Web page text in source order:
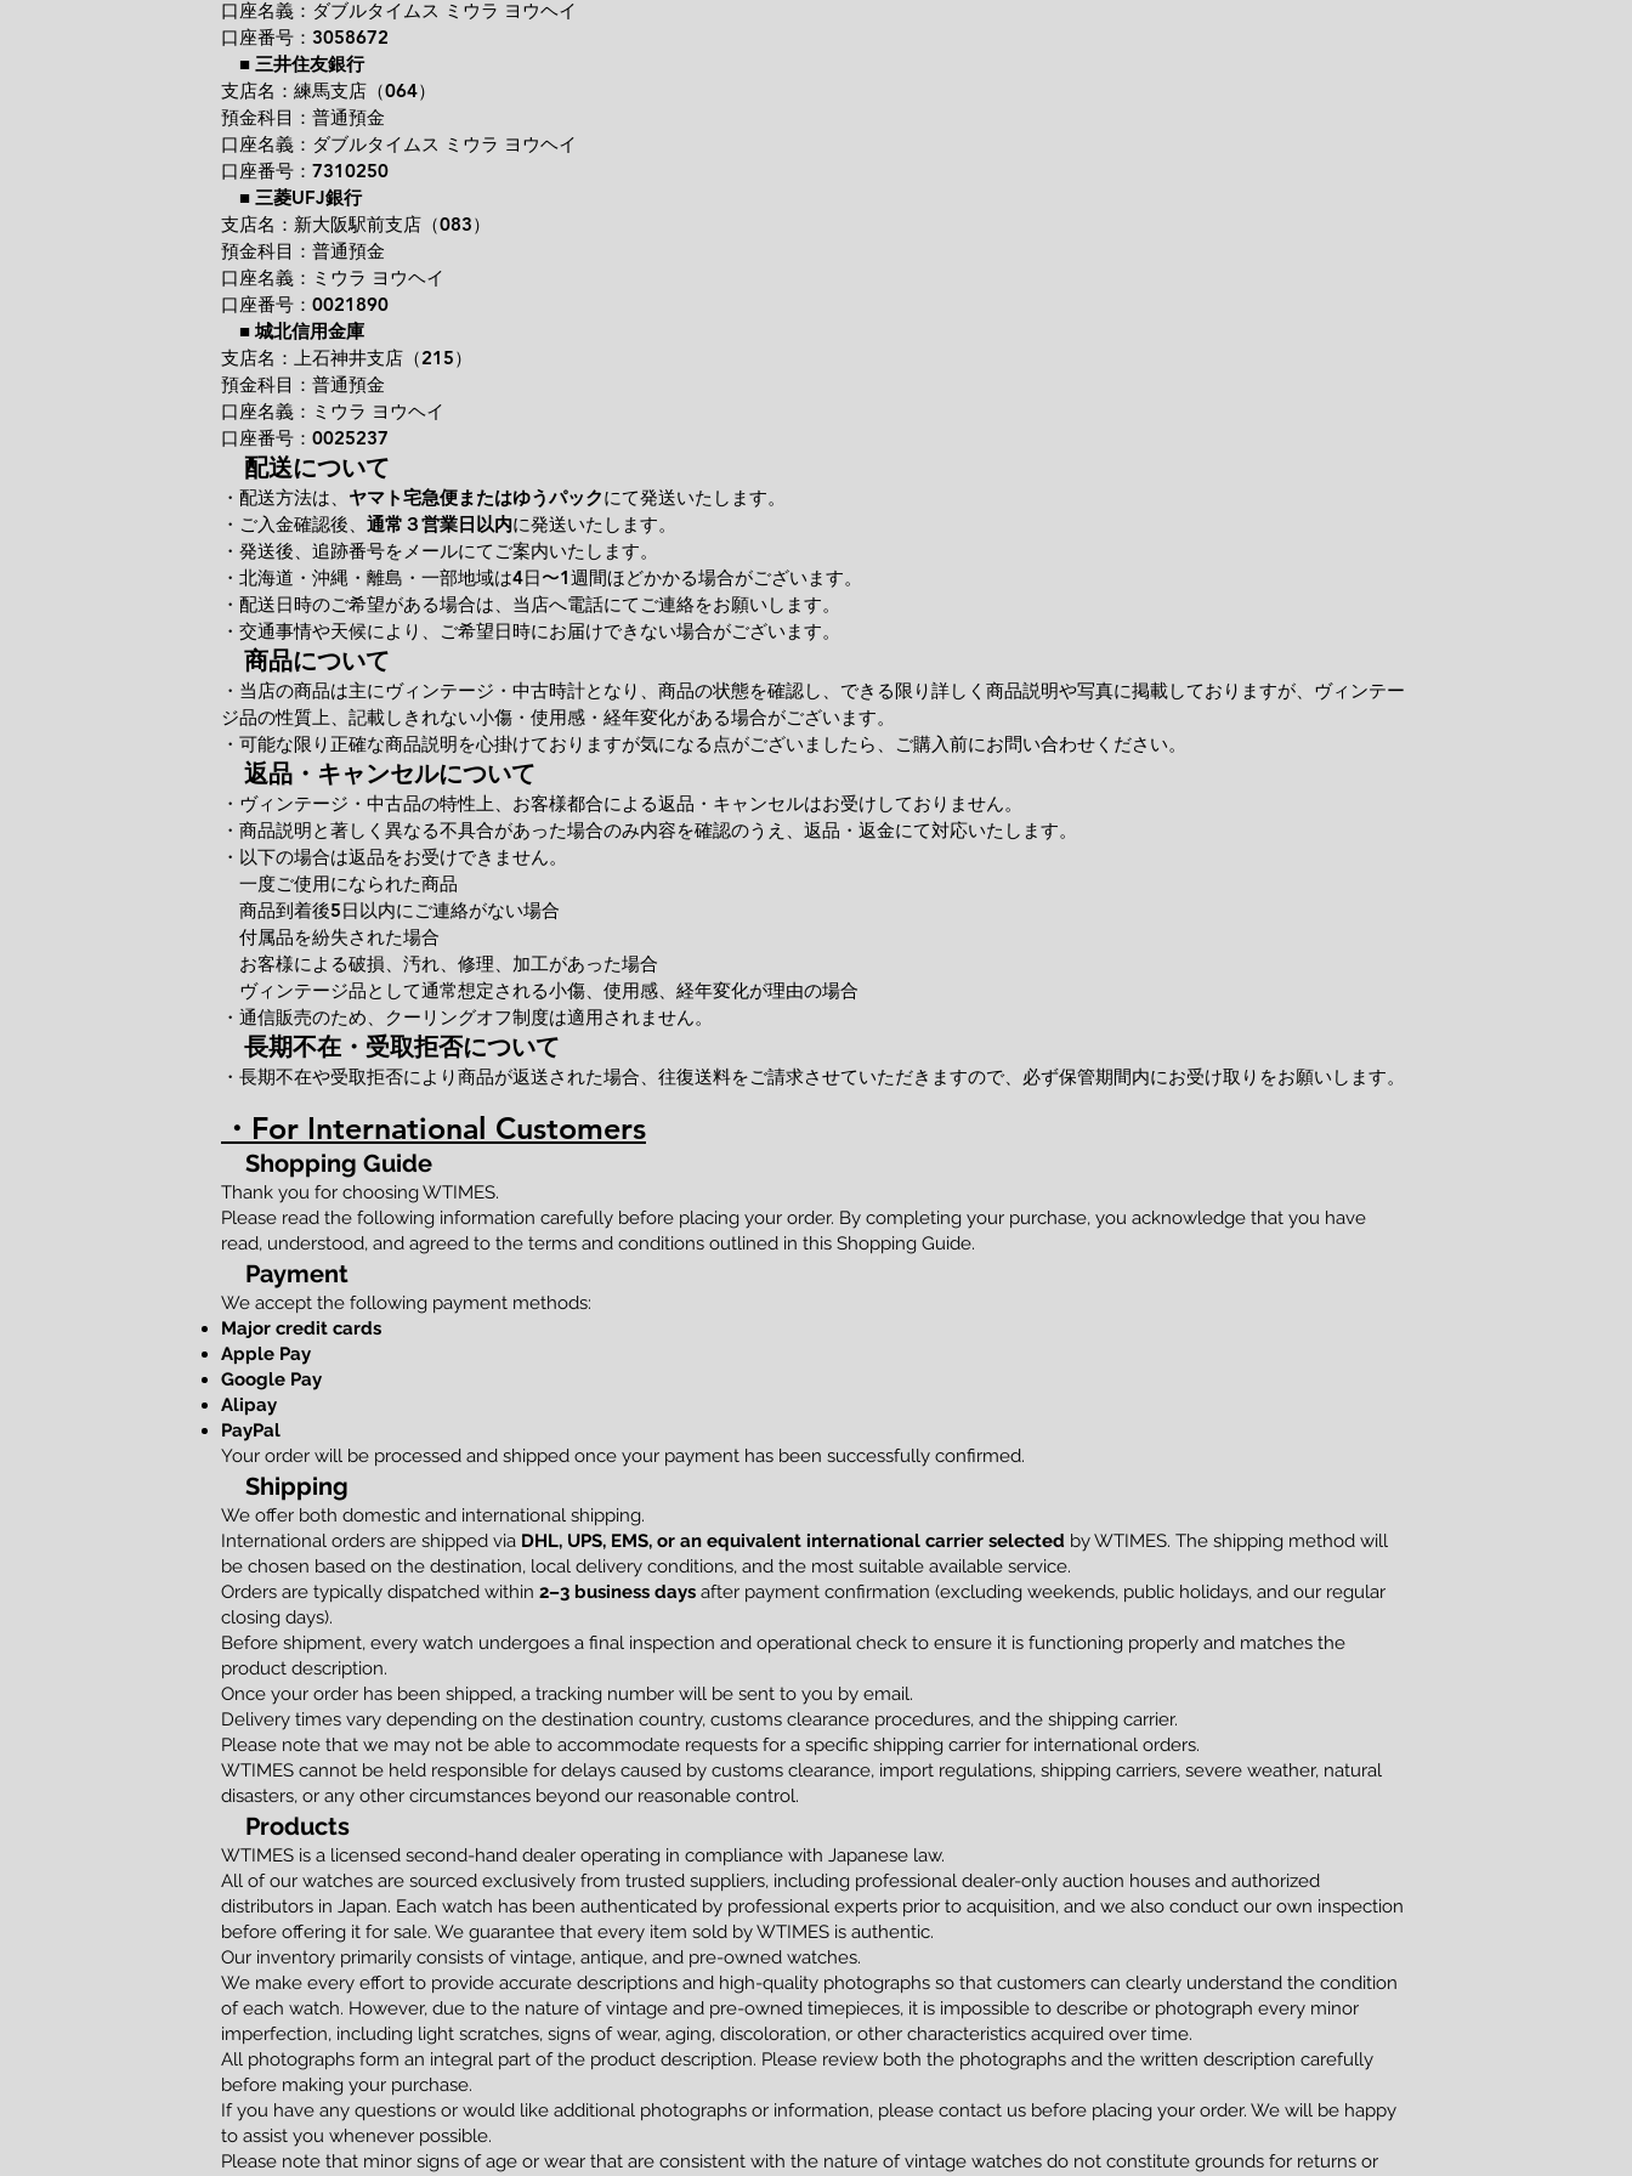
口座名義：ダブルタイムス ミウラ ヨウヘイ
口座番号：3058672
■ 三井住友銀行
支店名：練馬支店（064）
預金科目：普通預金
口座名義：ダブルタイムス ミウラ ヨウヘイ
口座番号：7310250
■ 三菱UFJ銀行
支店名：新大阪駅前支店（083）
預金科目：普通預金
口座名義：ミウラ ヨウヘイ
口座番号：0021890
■ 城北信用金庫
支店名：上石神井支店（215）
預金科目：普通預金
口座名義：ミウラ ヨウヘイ
口座番号：0025237
配送について
・配送方法は、 ヤマト宅急便またはゆうパックにて発送いたします。
・ご入金確認後、 通常３営業日以内に発送いたします。
・発送後、追跡番号をメールにてご案内いたします。
・北海道・沖縄・離島・一部地域は4日〜1週間ほどかかる場合がございます。
・配送日時のご希望がある場合は、当店へ電話にてご連絡をお願いします。
・交通事情や天候により、ご希望日時にお届けできない場合がございます。
商品について
・当店の商品は主にヴィンテージ・中古時計となり、商品の状態を確認し、できる限り詳しく商品説明や写真に掲載しておりますが、ヴィンテー
ジ品の性質上、記載しきれない小傷・使用感・経年変化がある場合がございます。
・可能な限り正確な商品説明を心掛けておりますが気になる点がございましたら、ご購入前にお問い合わせください。
返品・キャンセルについて
・ヴィンテージ・中古品の特性上、お客様都合による返品・キャンセルはお受けしておりません。
・商品説明と著しく異なる不具合があった場合のみ内容を確認のうえ、返品・返金にて対応いたします。
・以下の場合は返品をお受けできません。
一度ご使用になられた商品
商品到着後5日以内にご連絡がない場合
付属品を紛失された場合
お客様による破損、汚れ、修理、加工があった場合
ヴィンテージ品として通常想定される小傷、使用感、経年変化が理由の場合
・通信販売のため、クーリングオフ制度は適用されません。
長期不在・受取拒否について
・長期不在や受取拒否により商品が返送された場合、往復送料をご請求させていただきますので、必ず保管期間内にお受け取りをお願いします。
・For International Customers
Shopping Guide
Thank you for choosing WTIMES.
Please read the following information carefully before placing your order. By completing your purchase, you acknowledge that you have
read, understood, and agreed to the terms and conditions outlined in this Shopping Guide.
Payment
We accept the following payment methods:
Major credit cards
Apple Pay
Google Pay
Alipay
PayPal
Your order will be processed and shipped once your payment has been successfully confirmed.
Shipping
We offer both domestic and international shipping.
International orders are shipped via DHL, UPS, EMS, or an equivalent international carrier selected by WTIMES. The shipping method will
be chosen based on the destination, local delivery conditions, and the most suitable available service.
Orders are typically dispatched within 2–3 business days after payment confirmation (excluding weekends, public holidays, and our regular
closing days).
Before shipment, every watch undergoes a final inspection and operational check to ensure it is functioning properly and matches the
product description.
Once your order has been shipped, a tracking number will be sent to you by email.
Delivery times vary depending on the destination country, customs clearance procedures, and the shipping carrier.
Please note that we may not be able to accommodate requests for a specific shipping carrier for international orders.
WTIMES cannot be held responsible for delays caused by customs clearance, import regulations, shipping carriers, severe weather, natural
disasters, or any other circumstances beyond our reasonable control.
Products
WTIMES is a licensed second-hand dealer operating in compliance with Japanese law.
All of our watches are sourced exclusively from trusted suppliers, including professional dealer-only auction houses and authorized
distributors in Japan. Each watch has been authenticated by professional experts prior to acquisition, and we also conduct our own inspection
before offering it for sale. We guarantee that every item sold by WTIMES is authentic.
Our inventory primarily consists of vintage, antique, and pre-owned watches.
We make every effort to provide accurate descriptions and high-quality photographs so that customers can clearly understand the condition
of each watch. However, due to the nature of vintage and pre-owned timepieces, it is impossible to describe or photograph every minor
imperfection, including light scratches, signs of wear, aging, discoloration, or other characteristics acquired over time.
All photographs form an integral part of the product description. Please review both the photographs and the written description carefully
before making your purchase.
If you have any questions or would like additional photographs or information, please contact us before placing your order. We will be happy
to assist you whenever possible.
Please note that minor signs of age or wear that are consistent with the nature of vintage watches do not constitute grounds for returns or